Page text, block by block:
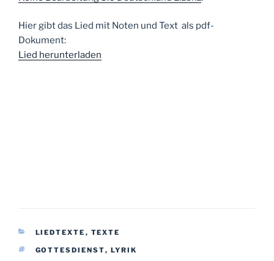
Hier gibt das Lied mit Noten und Text als pdf-
Dokument:
Lied herunterladen
KATEGORIEN
LIEDTEXTE , TEXTE
SCHLAGWÖRTER
GOTTESDIENST, LYRIK